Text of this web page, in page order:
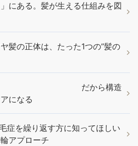
にある。髪が生える仕組みを図
髪の正体は、たった1つの”髪の
しない だから構造
になる
症を繰り返す方に知ってほしい
アプローチ